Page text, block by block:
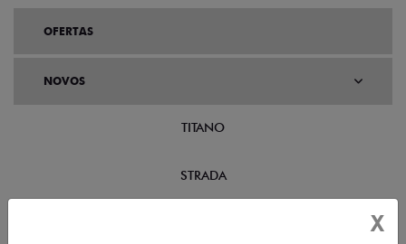
OFERTAS
NOVOS
TITANO
STRADA
X